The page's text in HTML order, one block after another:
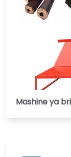
Mashine ya